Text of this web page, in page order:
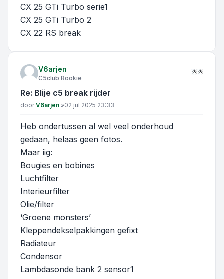
CX 25 GTi Turbo serie1
CX 25 GTi Turbo 2
CX 22 RS break
V6arjen
C5club Rookie
Re: Blije c5 break rijder
Bericht
doorV6arjen »02 jul 2025 23:33
Heb ondertussen al wel veel onderhoud
gedaan, helaas geen fotos.
Maar iig:
Bougies en bobines
Luchtfilter
Interieurfilter
Olie/filter
‘Groene monsters’
Kleppendekselpakkingen gefixt
Radiateur
Condensor
Lambdasonde bank 2 sensor1